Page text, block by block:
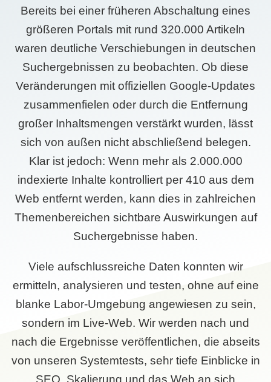
Bereits bei einer früheren Abschaltung eines
größeren Portals mit rund 320.000 Artikeln
waren deutliche Verschiebungen in deutschen
Suchergebnissen zu beobachten. Ob diese
Veränderungen mit offiziellen Google-Updates
zusammenfielen oder durch die Entfernung
großer Inhaltsmengen verstärkt wurden, lässt
sich von außen nicht abschließend belegen.
Klar ist jedoch: Wenn mehr als 2.000.000
indexierte Inhalte kontrolliert per 410 aus dem
Web entfernt werden, kann dies in zahlreichen
Themenbereichen sichtbare Auswirkungen auf
Suchergebnisse haben.
Viele aufschlussreiche Daten konnten wir
ermitteln, analysieren und testen, ohne auf eine
blanke Labor-Umgebung angewiesen zu sein,
sondern im Live-Web. Wir werden nach und
nach die Ergebnisse veröffentlichen, die abseits
von unseren Systemtests, sehr tiefe Einblicke in
SEO, Skalierung und das Web an sich